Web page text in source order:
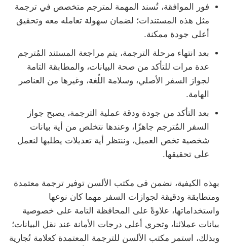
فور الموافقة، تُسند المهمة لمترجم متخصص في ترجمة
مثل هذه المستندات؛ لضمان سهولة تعامله معه وتحقيق
أعلى جودة ممكنة.
بعد انتهاء مرحلة الترجمة، يتم مراجعة المستند المُترجم
عدة مرات للتأكد من صحة البيانات، والمطابقة التامة
لجواز السفر الأصلي، وسلامة اللُغة، وغيرها من العناصر
الهامة.
بعد التأكد من جودة ودقة عملية الترجمة، يصبح جواز
السفر المُترجم جاهزًا، وعندها نتخلص من أية بيانات
شخصية تخص العميل، وننتظر أية تعديلات يطلبها لنعمل
على تحقيقها.
بهذه الكيفية، نضمن فى مكتب الألسن توفير ترجمة معتمدة
ومتطابقة ودقيقة لجوازات السفر مهما كان نوعها
واستخداماتها، علاوةً على المحافظة التامة على خصوصية
بيانات عملائنا، وتحري أعلى درجات الأمانة عند نقل البيانات؛
وبذلك، استمر مكتب الألسن للترجمة المعتمدة كعلامة تُجارية